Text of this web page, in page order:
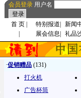
会员登录 用户名
首 页 特别报道
新闻
展会信息 礼品
·促销赠品 (131)
打火机
广告杯筒